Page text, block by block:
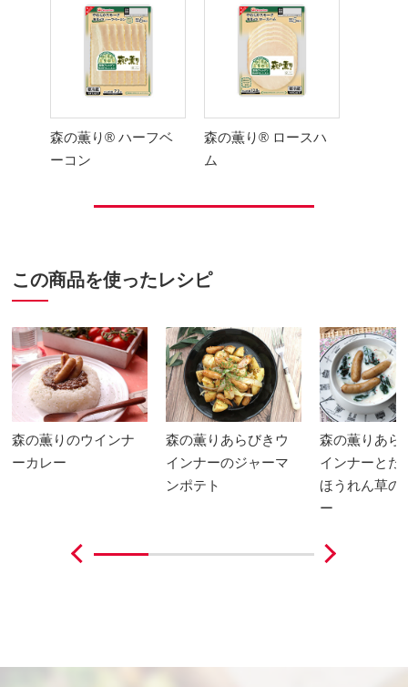
森の薫り® ハーフベ
ーコン
森の薫り® ロースハ
ム
この商品を使ったレシピ
森の薫りのウインナ
ーカレー
森の薫りあらびきウ
インナーのジャーマ
ンポテト
森の薫りあら
インナーとた
ほうれん草の
ー